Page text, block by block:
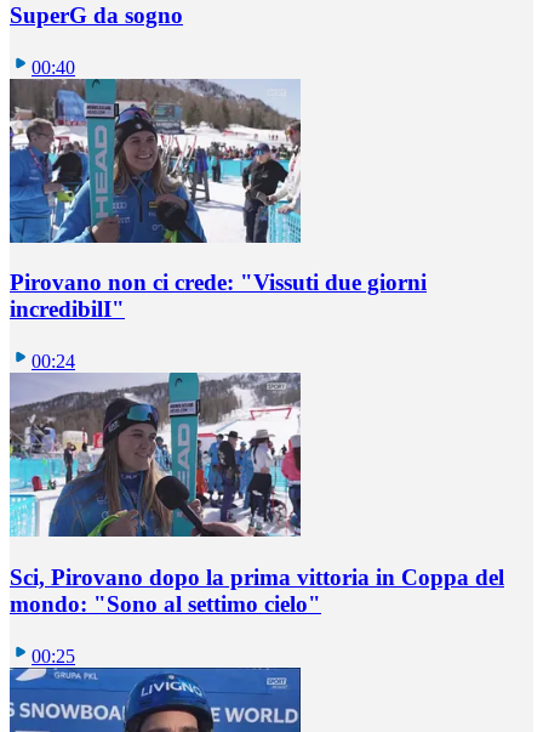
SuperG da sogno
00:40
Pirovano non ci crede: "Vissuti due giorni
incredibilI"
00:24
Sci, Pirovano dopo la prima vittoria in Coppa del
mondo: "Sono al settimo cielo"
00:25